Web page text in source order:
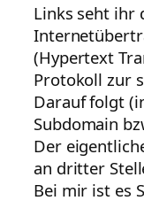
Links seht ihr
(Hypertext
Protokoll zur
Darauf folgt
Subdomain
Der
an dritter
Bei mir ist es